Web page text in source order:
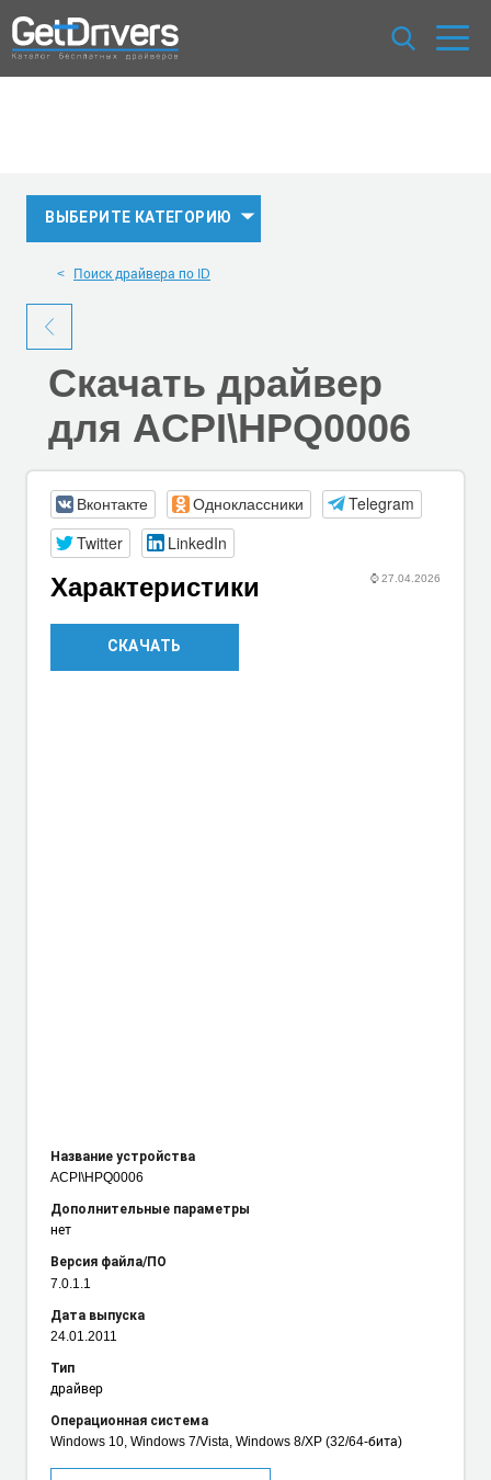
ВЫБЕРИТЕ КАТЕГОРИЮ
Поиск драйвера по ID
Скачать драйвер
для ACPI\HPQ0006
Вконтакте Одноклассники
Telegram
Twitter
LinkedIn
⌚27.04.2026
Характеристики
Название устройства
ACPI\HPQ0006
Дополнительные параметры
нет
Версия файла/ПО
7.0.1.1
Дата выпуска
24.01.2011
Тип
драйвер
Операционная система
Windows 10, Windows 7/Vista, Windows 8/XP (32/64-бита)
СКАЧАТЬ